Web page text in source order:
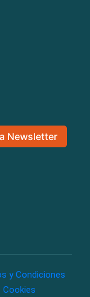
Newsletter
y Condiciones
Cookies